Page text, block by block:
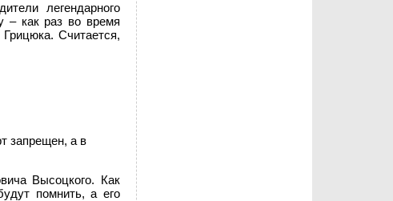
легендарного
– как раз во время
Считается,
запрещен, а в
Высоцкого. Как
помнить, а его